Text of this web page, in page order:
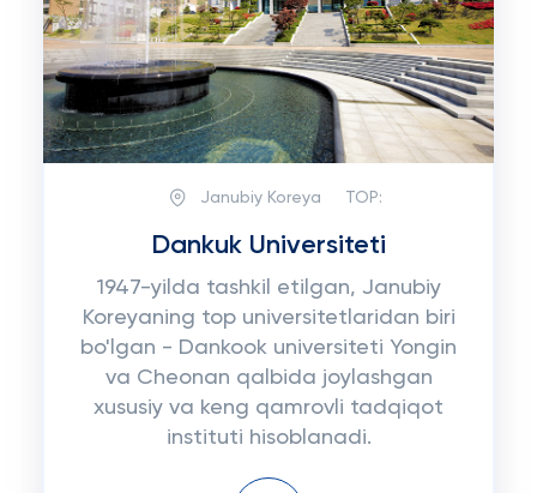
Janubiy Koreya TOP:
Dankuk Universiteti
1947-yilda tashkil etilgan, Janubiy
Koreyaning top universitetlaridan biri
bo'lgan - Dankook universiteti Yongin
va Cheonan qalbida joylashgan
xususiy va keng qamrovli tadqiqot
instituti hisoblanadi.